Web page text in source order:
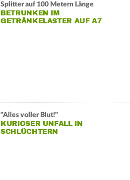
Splitter auf 100 Metern Länge
BETRUNKEN IM
GETRÄNKELASTER AUF A7
"Alles voller Blut!"
KURIOSER UNFALL IN
SCHLÜCHTERN